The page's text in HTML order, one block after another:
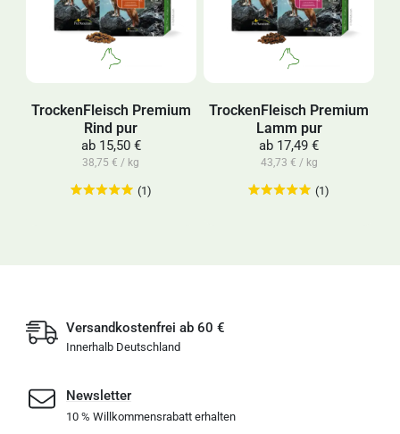
TrockenFleisch Premium
Rind pur
ab15,50 €
38,75 € / kg
(1)
TrockenFleisch Premium
Lamm pur
ab 17,49 €
43,73 € / kg
(1)
Versandkostenfrei ab 60 €
Innerhalb Deutschland
Newsletter
10 % Willkommensrabatt erhalten